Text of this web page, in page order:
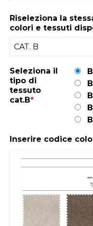
Riseleziona la
colori e tessuti
Seleziona il
tipo di
tessuto
cat.B*
Inserire codice